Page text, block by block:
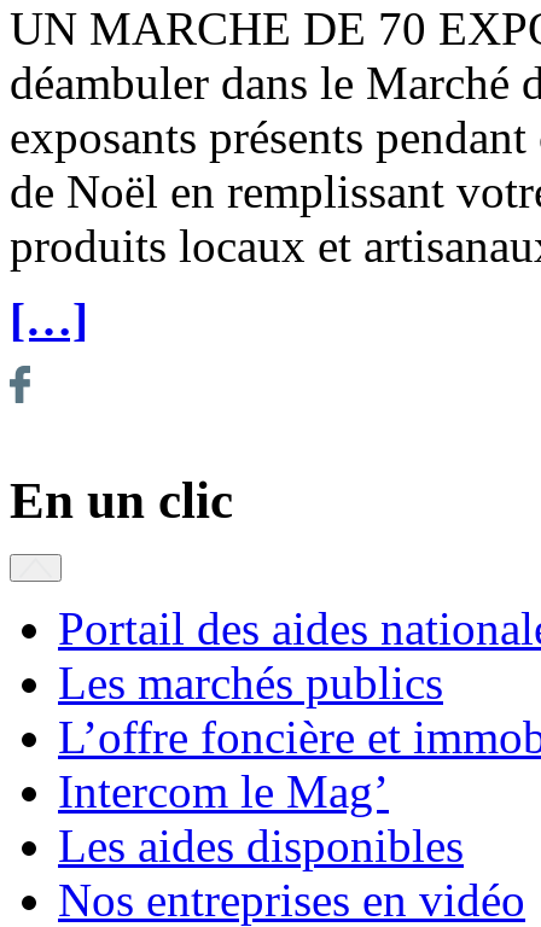
UN MARCHE DE 70
déambuler dans le Marché
exposants présents
de Noël en remplissant
produits locaux et
[…]
En un clic
Portail des aides
Les marchés publics
L’offre foncière et
Intercom le Mag’
Les aides disponibles
Nos entreprises en vidéo